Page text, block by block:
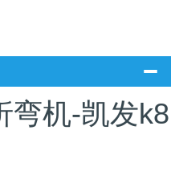
弯机-凯发k8